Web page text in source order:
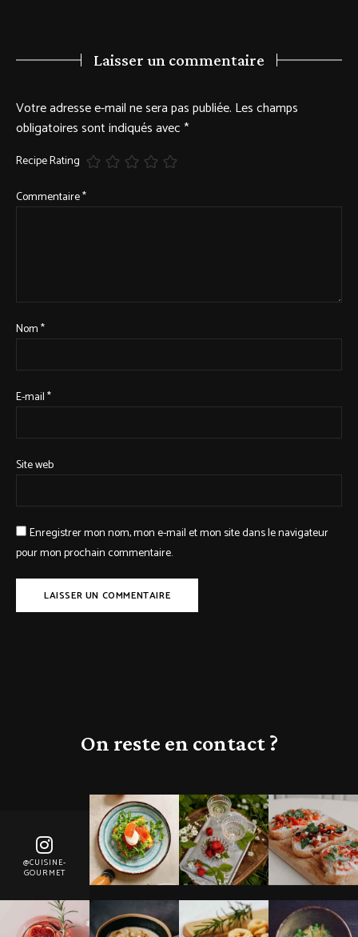
Laisser un commentaire
Votre adresse e-mail ne sera pas publiée. Les champs
obligatoires sont indiqués avec*
Recipe Rating
Commentaire*
Nom*
E-mail*
Site web
Enregistrer mon nom, mon e-mail et mon site dans le navigateur
pour mon prochain commentaire.
On reste en contact ?
@CUISINE-
GOURMET